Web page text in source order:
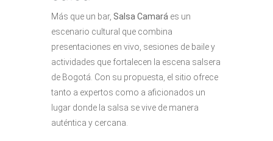
Más que un bar, Salsa Camará es un
escenario cultural que combina
presentaciones en vivo, sesiones de baile y
actividades que fortalecen la escena salsera
de Bogotá. Con su propuesta, el sitio ofrece
tanto a expertos como a aficionados un
lugar donde la salsa se vive de manera
auténtica y cercana.